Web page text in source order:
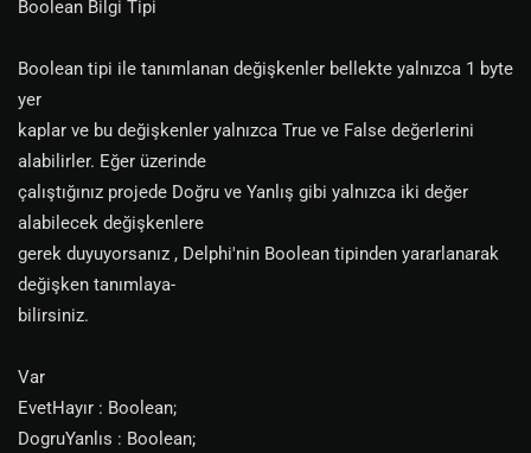
Boolean Bilgi Tipi
Boolean tipi ile tanımlanan değişkenler bellekte yalnızca 1 byte
yer
kaplar ve bu değişkenler yalnızca True ve False değerlerini
alabilirler. Eğer üzerinde
çalıştığınız projede Doğru ve Yanlış gibi yalnızca iki değer
alabilecek değişkenlere
gerek duyuyorsanız , Delphi'nin Boolean tipinden yararlanarak
değişken tanımlaya-
bilirsiniz.
Var
EvetHayır : Boolean;
DogruYanlıs : Boolean;